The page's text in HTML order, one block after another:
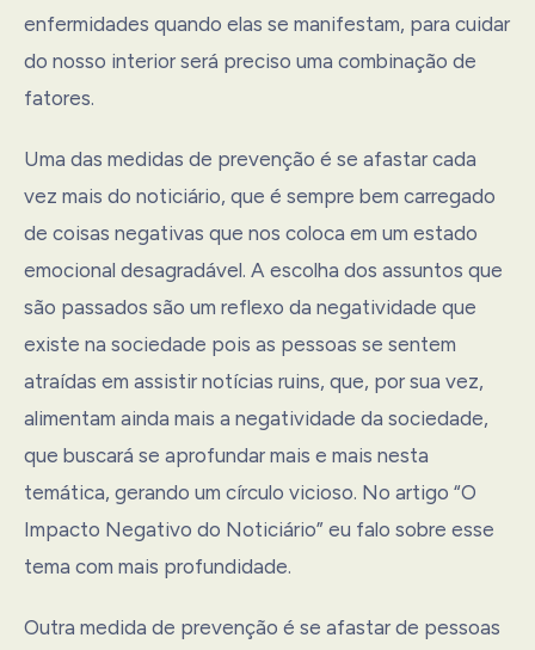
enfermidades quando elas se manifestam, para cuidar
do nosso interior será preciso uma combinação de
fatores.
Uma das medidas de prevenção é se afastar cada
vez mais do noticiário, que é sempre bem carregado
de coisas negativas que nos coloca em um estado
emocional desagradável. A escolha dos assuntos que
são passados são um reflexo da negatividade que
existe na sociedade pois as pessoas se sentem
atraídas em assistir notícias ruins, que, por sua vez,
alimentam ainda mais a negatividade da sociedade,
que buscará se aprofundar mais e mais nesta
temática, gerando um círculo vicioso. No artigo “O
Impacto Negativo do Noticiário” eu falo sobre esse
tema com mais profundidade.
Outra medida de prevenção é se afastar de pessoas